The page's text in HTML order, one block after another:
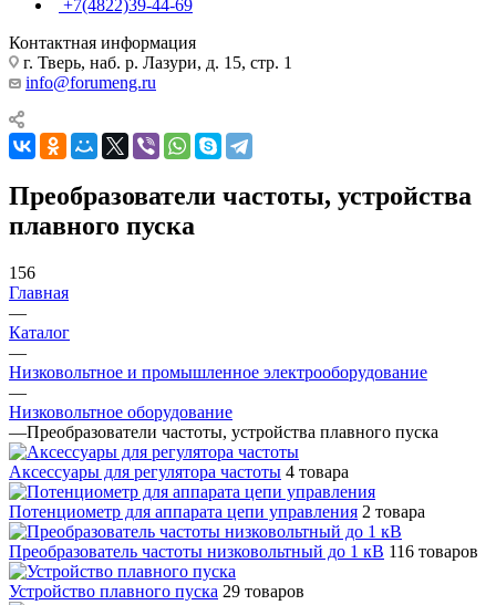
+7(4822)39-44-69
Контактная информация
г. Тверь, наб. р. Лазури, д. 15, стр. 1
info@forumeng.ru
Преобразователи частоты, устройства
плавного пуска
156
Главная
—
Каталог
—
Низковольтное и промышленное электрооборудование
—
Низковольтное оборудование
—Преобразователи частоты, устройства плавного пуска
Аксессуары для регулятора частоты 4 товара
Потенциометр для аппарата цепи управления 2 товара
Преобразователь частоты низковольтный до 1 кВ 116 товаров
Устройство плавного пуска 29 товаров